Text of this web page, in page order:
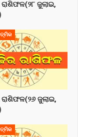
ଜୁଲାଇ,
ଜୁଲାଇ,